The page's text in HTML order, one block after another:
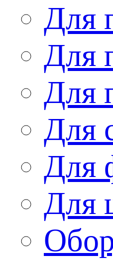
Для
Для
Для
Для
Для
Для